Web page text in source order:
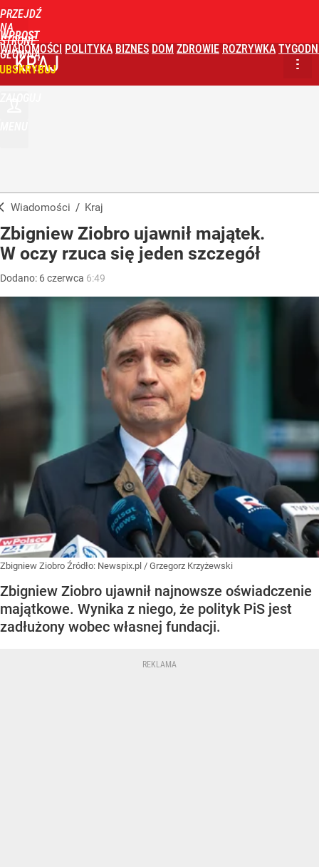
PRZEJDŹ
NA
STRONĘ
GŁÓWNĄ
WPROST
WIADOMOŚCI POLITYKA BIZNES DOM ZDROWIE ROZRYWKA
KRAJ
Wiadomości / Kraj
Zbigniew Ziobro ujawnił majątek.
W oczy rzuca się jeden szczegół
Dodano: 6czerwca 6:49
Zbigniew Ziobro Źródło: Newspix.pl / Grzegorz Krzyżewski
Zbigniew Ziobro ujawnił najnowsze oświadczenie
majątkowe. Wynika z niego, że polityk PiS jest
zadłużony wobec własnej fundacji.